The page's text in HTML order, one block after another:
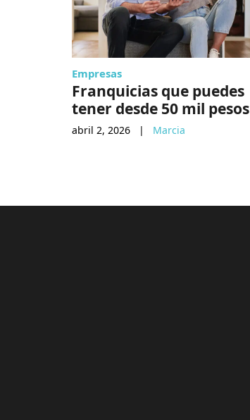
Empresas
Franquicias que puedes
tener desde 50 mil pesos
abril 2, 2026 | Marcia